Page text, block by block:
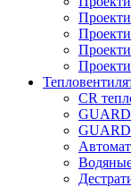
CR
GUARD